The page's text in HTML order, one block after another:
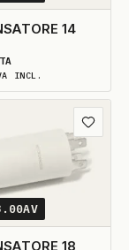
14
INCL.
18